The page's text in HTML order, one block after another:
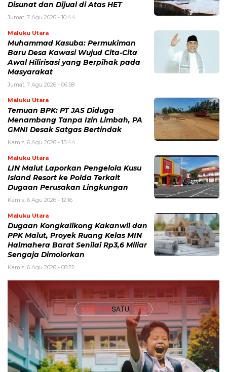
Disunat dan Dijual di Atas HET
Jumat, 7 Agu 2026 - 10:44
Maluku Utara
Muhammad Kasuba: Permukiman
Baru Desa Kawasi Wujud Cita-Cita
Awal Hilirisasi yang Berpihak pada
Masyarakat
Jumat, 7 Agu 2026 - 06:58
Maluku Utara
Temuan BPK: PT JAS Diduga
Menambang Tanpa Izin Limbah, PA
GMNI Desak Satgas Bertindak
Kamis, 6 Agu 2026 - 15:44
Maluku Utara
LIN Malut Laporkan Pengelola Kusu
Island Resort ke Polda Terkait
Dugaan Perusakan Lingkungan
Kamis, 6 Agu 2026 - 12:16
Maluku Utara
Dugaan Kongkalikong Kakanwil dan
PPK Malut, Proyek Ruang Kelas MIN
Halmahera Barat Senilai Rp3,6 Miliar
Sengaja Dimolorkan
Kamis, 6 Agu 2026 - 08:22